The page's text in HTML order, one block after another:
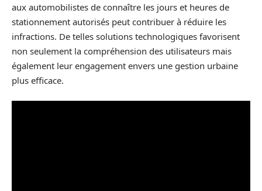
aux automobilistes de connaître les jours et heures de
stationnement autorisés peut contribuer à réduire les
infractions. De telles solutions technologiques favorisent
non seulement la compréhension des utilisateurs mais
également leur engagement envers une gestion urbaine
plus efficace.